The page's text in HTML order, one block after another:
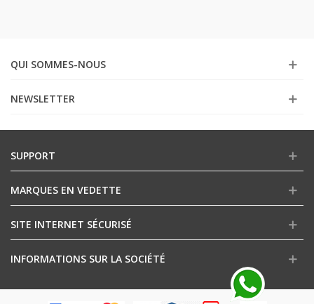
QUI SOMMES-NOUS
NEWSLETTER
SUPPORT
MARQUES EN VEDETTE
SITE INTERNET SÉCURISÉ
INFORMATIONS SUR LA SOCIÉTÉ